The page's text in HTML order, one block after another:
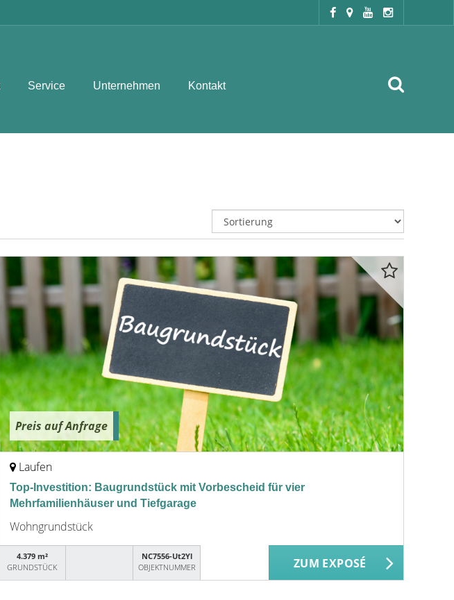
Service Unternehmen Kontakt
Preis auf Anfrage
Laufen
Top-Investition: Baugrundstück mit Vorbescheid für vier
Mehrfamilienhäuser und Tiefgarage
Wohngrundstück
4.379 m²
GRUNDSTÜCK
NC7556-Ut2Yl
OBJEKTNUMMER
ZUM EXPOSÉ